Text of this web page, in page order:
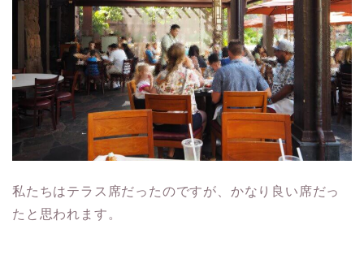
私たちはテラス席だったのですが、かなり良い席だっ
たと思われます。